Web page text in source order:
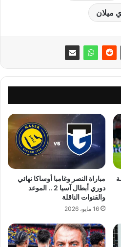
ميلان
مباراة النصر وغامبا أوساكا نهائي
دوري أبطال آسيا 2 .. الموعد
والقنوات الناقلة
16 مايو، 2026